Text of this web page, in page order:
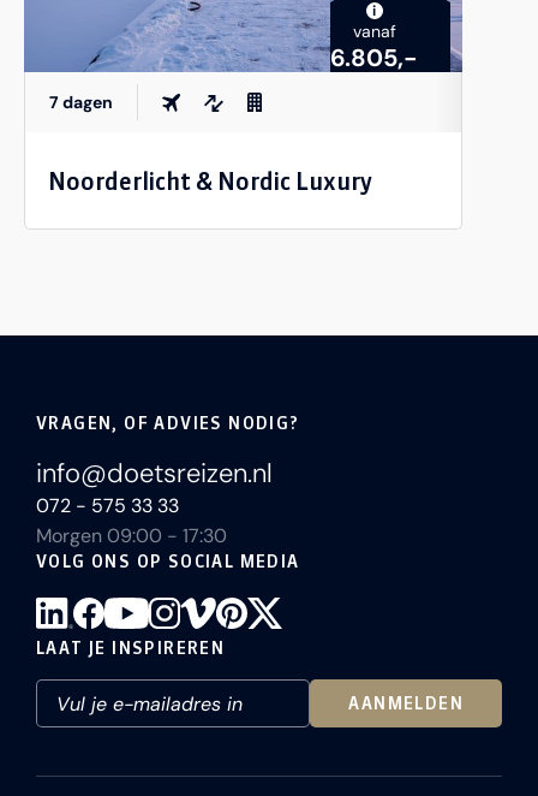
i
vanaf
6.805,-
7 dagen
Noorderlicht & Nordic Luxury
VRAGEN, OF ADVIES NODIG?
info@doetsreizen.nl
072 - 575 33 33
Morgen 09:00 - 17:30
VOLG ONS OP SOCIAL MEDIA
LAAT JE INSPIREREN
AANMELDEN